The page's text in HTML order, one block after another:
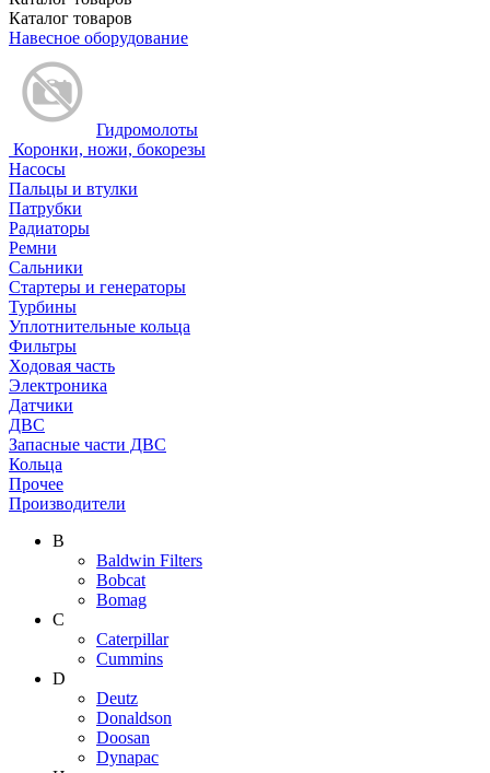
Каталог товаров
Навесное оборудование
Гидромолоты
Коронки, ножи, бокорезы
Насосы
Пальцы и втулки
Патрубки
Радиаторы
Ремни
Сальники
Стартеры и генераторы
Турбины
Уплотнительные кольца
Фильтры
Ходовая часть
Электроника
Датчики
ДВС
Запасные части ДВС
Кольца
Прочее
Производители
B
Baldwin Filters
Bobcat
Bomag
C
Caterpillar
Cummins
D
Deutz
Donaldson
Doosan
Dynapac